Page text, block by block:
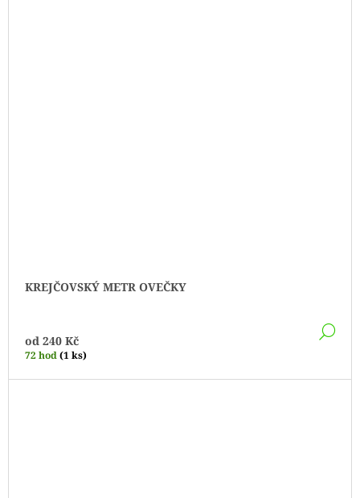
KREJČOVSKÝ METR OVEČKY
od 240 Kč
72 hod(1 ks)